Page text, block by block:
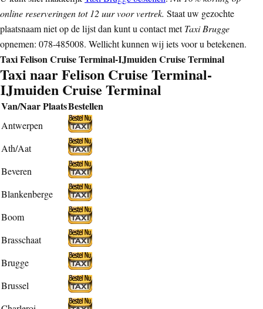
online reserveringen tot 12 uur voor vertrek. Staat uw gezochte
plaatsnaam niet op de lijst dan kunt u contact metTaxi Brugge
opnemen: 078-485008. Wellicht kunnen wij iets voor u betekenen.
Taxi Felison Cruise Terminal-IJmuiden Cruise Terminal
Taxi naar Felison Cruise Terminal-
IJmuiden Cruise Terminal
Van/Naar PlaatsBestellen
Antwerpen
Ath/Aat
Beveren
Blankenberge
Boom
Brasschaat
Brugge
Brussel